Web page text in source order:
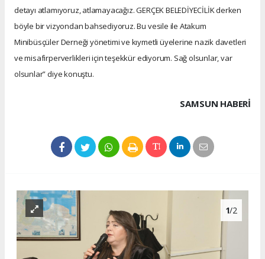
detayı atlamıyoruz, atlamayacağız. GERÇEK BELEDİYECİLİK derken
böyle bir vizyondan bahsediyoruz. Bu vesile ile Atakum
Minibüsçüler Derneği yönetimi ve kıymetli üyelerine nazik davetleri
ve misafirperverlikleri için teşekkür ediyorum. Sağ olsunlar, var
olsunlar” diye konuştu.
SAMSUN HABERİ
1/2